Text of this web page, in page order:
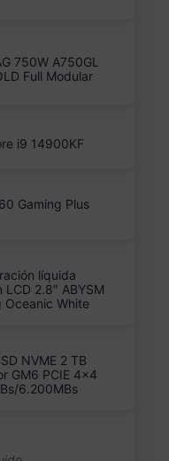
750W A750GL
Full Modular
i9 14900KF
Gaming Plus
líquida
LCD 2.8″ ABYSM
Oceanic White
NVME 2 TB
GM6 PCIE 4×4
6.200MBs